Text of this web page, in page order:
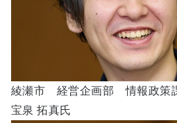
綾瀬市 経営企画部 情報政
宝泉 拓真氏